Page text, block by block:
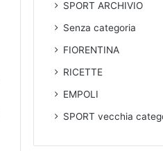
SPORT ARCHIVIO
Senza categoria
FIORENTINA
RICETTE
EMPOLI
SPORTvecchia